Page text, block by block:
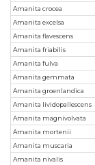
Amanita crocea
Amanita excelsa
Amanita flavescens
Amanita friabilis
Amanita fulva
Amanita gemmata
Amanita groenlandica
Amanita lividopallescens
Amanita magnivolvata
Amanita mortenii
Amanita muscaria
Amanita nivalis